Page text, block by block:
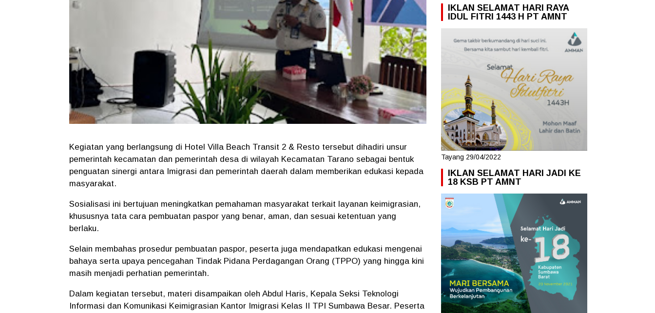
Kegiatan yang berlangsung di Hotel Villa Beach Transit 2 & Resto tersebut dihadiri unsur
pemerintah kecamatan dan pemerintah desa di wilayah Kecamatan Tarano sebagai bentuk
penguatan sinergi antara Imigrasi dan pemerintah daerah dalam memberikan edukasi kepada
masyarakat.
Sosialisasi ini bertujuan meningkatkan pemahaman masyarakat terkait layanan keimigrasian,
khususnya tata cara pembuatan paspor yang benar, aman, dan sesuai ketentuan yang
berlaku.
Selain membahas prosedur pembuatan paspor, peserta juga mendapatkan edukasi mengenai
bahaya serta upaya pencegahan Tindak Pidana Perdagangan Orang (TPPO) yang hingga kini
masih menjadi perhatian pemerintah.
Dalam kegiatan tersebut, materi disampaikan oleh Abdul Haris, Kepala Seksi Teknologi
Informasi dan Komunikasi Keimigrasian Kantor Imigrasi Kelas II TPI Sumbawa Besar. Peserta
IKLAN SELAMAT HARI RAYA
IDUL FITRI 1443 H PT AMNT
Tayang 29/04/2022
IKLAN SELAMAT HARI JADI KE
18 KSB PT AMNT